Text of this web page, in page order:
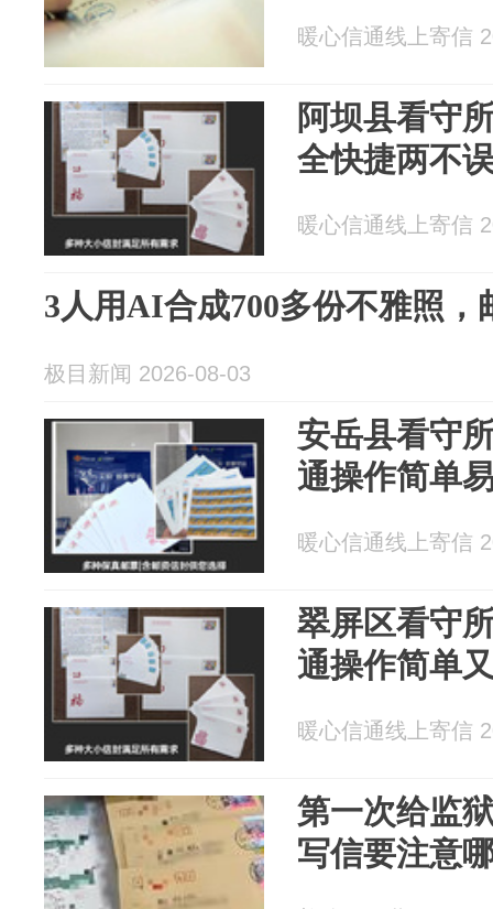
暖心信通线上寄信
阿坝县看守
全快捷两不
暖心信通线上寄信
3人用AI合成700多份不雅照，
极目新闻 2026-08-03
安岳县看守
通操作简单
暖心信通线上寄信
翠屏区看守
通操作简单
暖心信通线上寄信
第一次给监
写信要注意